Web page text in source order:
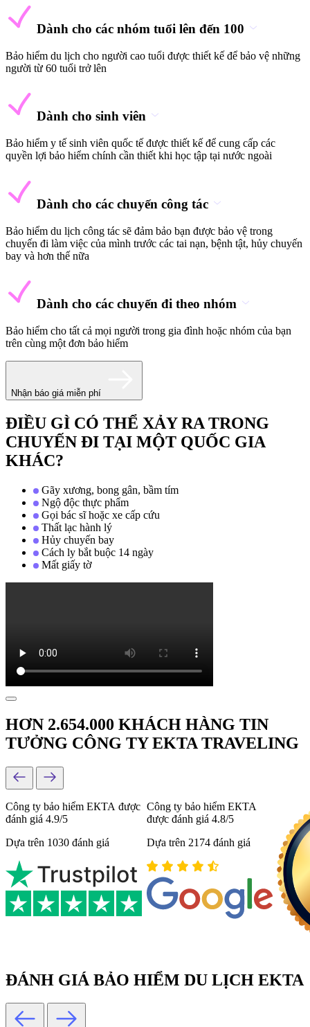
Dành cho các nhóm tuổi lên đến 100
Bảo hiểm du lịch cho người cao tuổi được thiết kế để bảo vệ những
người từ 60 tuổi trở lên
Dành cho sinh viên
Bảo hiểm y tế sinh viên quốc tế được thiết kế để cung cấp các
quyền lợi bảo hiểm chính cần thiết khi học tập tại nước ngoài
Dành cho các chuyến công tác
Bảo hiểm du lịch công tác sẽ đảm bảo bạn được bảo vệ trong
chuyến đi làm việc của mình trước các tai nạn, bệnh tật, hủy chuyến
bay và hơn thế nữa
Dành cho các chuyến đi theo nhóm
Bảo hiểm cho tất cả mọi người trong gia đình hoặc nhóm của bạn
trên cùng một đơn bảo hiểm
Nhận báo giá miễn phí
ĐIỀU GÌ CÓ THỂ XẢY RA TRONG
CHUYẾN ĐI TẠI MỘT QUỐC GIA
KHÁC?
Gãy xương, bong gân, bầm tím
Ngộ độc thực phẩm
Gọi bác sĩ hoặc xe cấp cứu
Thất lạc hành lý
Hủy chuyến bay
Cách ly bắt buộc 14 ngày
Mất giấy tờ
HƠN 2.654.000 KHÁCH HÀNG TIN
TƯỞNG CÔNG TY EKTA TRAVELING
Công ty bảo hiểm ЕКТА được
đánh giá 4.9/5
Dựa trên 1030 đánh giá
Công ty bảo hiểm ЕКТА
được đánh giá 4.8/5
Dựa trên 2174 đánh giá
ĐÁNH GIÁ BẢO HIỂM DU LỊCH EKTA